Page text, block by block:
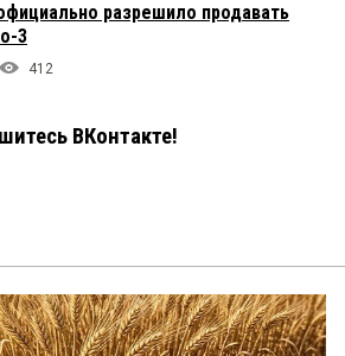
разрешило продавать
3
412
ВКонтакте!